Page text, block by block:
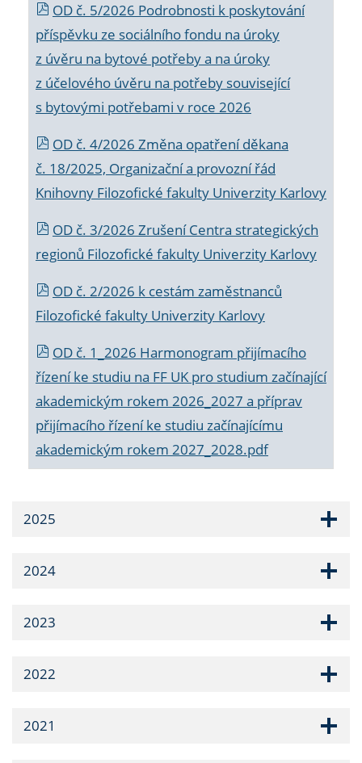
OD č. 5/2026 Podrobnosti k poskytování
příspěvku ze sociálního fondu na úroky
z úvěru na bytové potřeby a na úroky
z účelového úvěru na potřeby související
s bytovými potřebami v roce 2026
OD č. 4/2026 Změna opatření děkana
č. 18/2025, Organizační a provozní řád
Knihovny Filozofické fakulty Univerzity Karlovy
OD č. 3/2026 Zrušení Centra strategických
regionů Filozofické fakulty Univerzity Karlovy
OD č. 2/2026 k cestám zaměstnanců
Filozofické fakulty Univerzity Karlovy
OD č. 1_2026 Harmonogram přijímacího
řízení ke studiu na FF UK pro studium začínající
akademickým rokem 2026_2027 a příprav
přijímacího řízení ke studiu začínajícímu
akademickým rokem 2027_2028.pdf
2025
2024
2023
2022
2021